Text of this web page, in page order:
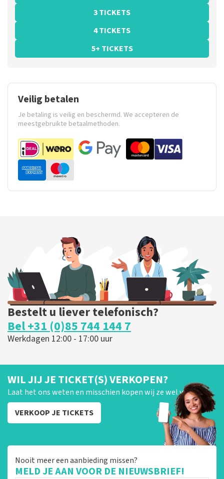
3 TICKETS
4 TICKETS
5+ TICKETS
Veilig betalen
Je betaling is veilig en beschermd. We accepteren de
meestgebruikte betaalmethoden.
Bestelt u liever telefonisch?
Bel +31 (0)85 744 144 7
Werkdagen 12:00 - 17:00 uur
WIL JIJ JE TICKET(S) VERKOPEN?
Laat het ons weten en misschien kopen wij ze wel van je!
VERKOOP JE TICKETS
Nooit meer een aanbieding missen?
MELD JE AAN VOOR DE NIEUWSBRIEF!